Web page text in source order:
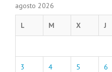
agosto 2026
L M X J
3 4 5 6